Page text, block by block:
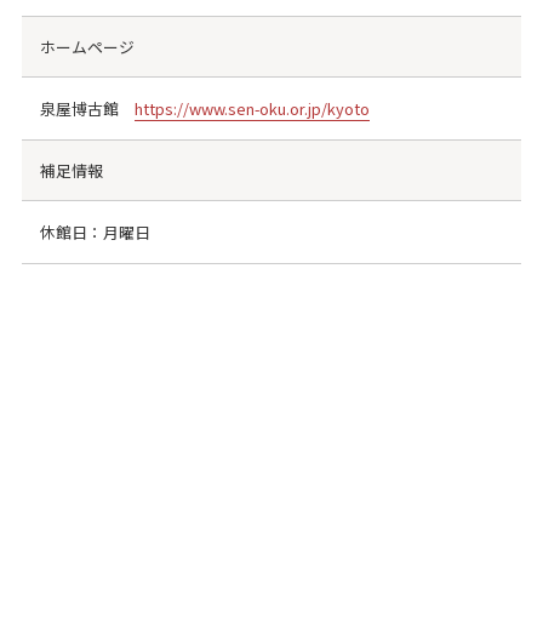
ホームページ
泉屋博古館 https://www.sen-oku.or.jp/kyoto
補足情報
休館日：月曜日